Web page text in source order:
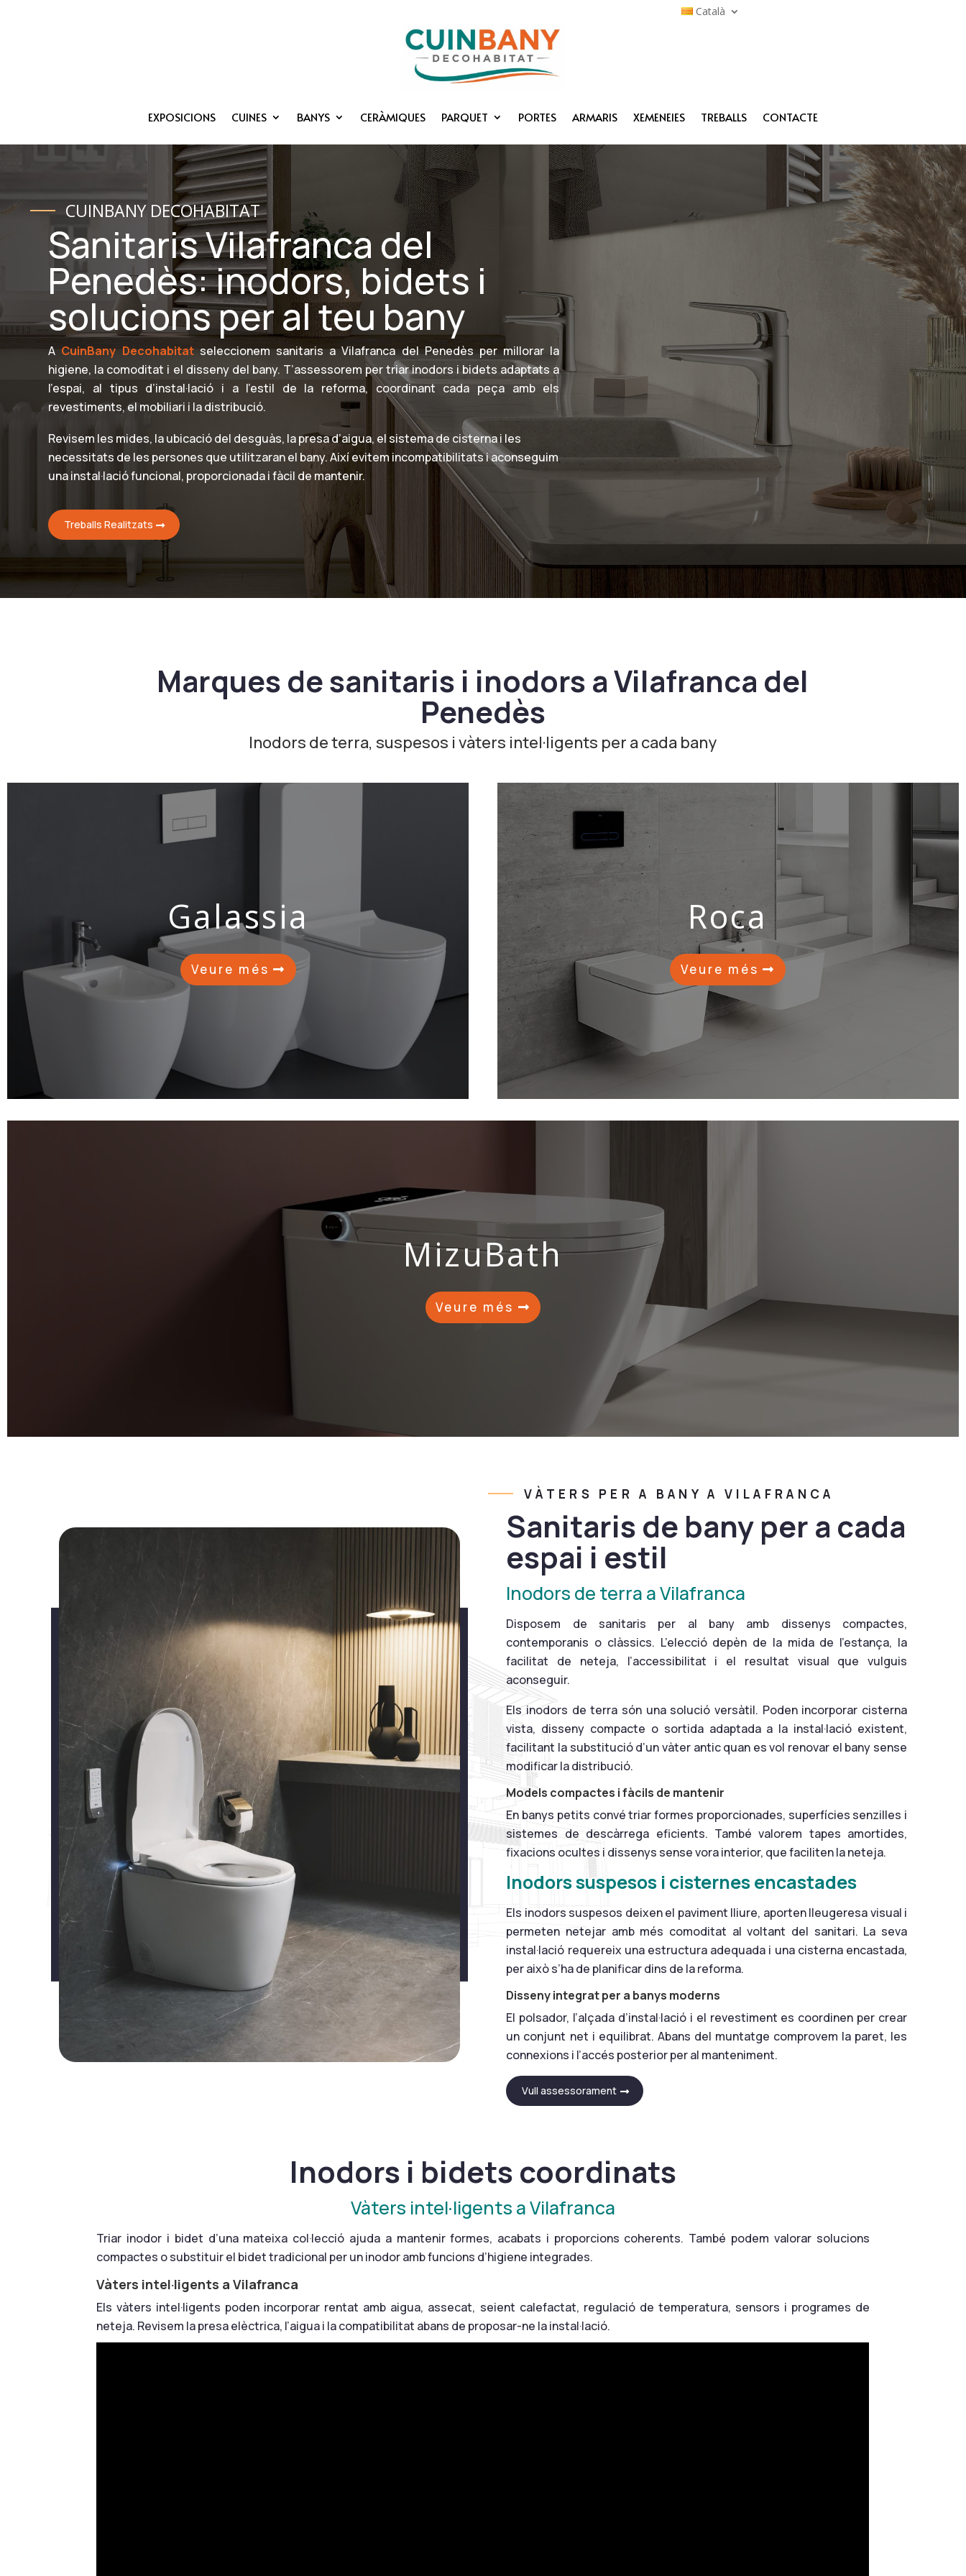
Català
EXPOSICIONS CUINES BANYS CERÀMIQUES PARQUET PORTES ARMARIS XEMENEIES TREBALLS CONTACTE
CUINBANY DECOHABITAT
Sanitaris Vilafranca del
Penedès: inodors, bidets i
solucions per al teu bany
ACuinBany Decohabitatseleccionem sanitaris a Vilafranca del Penedès per millorar la
higiene, la comoditat i el disseny del bany. T’assessorem per triar inodors i bidets adaptats a
l’espai, al tipus d’instal·lació i a l’estil de la reforma, coordinant cada peça amb els
revestiments, el mobiliari i la distribució.
Revisem les mides, la ubicació del desguàs, la presa d’aigua, el sistema de cisterna i les
necessitats de les persones que utilitzaran el bany. Així evitem incompatibilitats i aconseguim
una instal·lació funcional, proporcionada i fàcil de mantenir.
Treballs Realitzats
Marques de sanitaris i inodors a Vilafranca del
Penedès
Inodors de terra, suspesos i vàters intel·ligents per a cada bany
Galassia
Veure més
Roca
Veure més
MizuBath
Veure més
VÀTERS PER A BANY A VILAFRANCA
Sanitaris de bany per a cada
espai i estil
Inodors de terra a Vilafranca
Disposem de sanitaris per al bany amb dissenys compactes,
contemporanis o clàssics. L’elecció depèn de la mida de l’estança, la
facilitat de neteja, l’accessibilitat i el resultat visual que vulguis
aconseguir.
Els inodors de terra són una solució versàtil. Poden incorporar cisterna
vista, disseny compacte o sortida adaptada a la instal·lació existent,
facilitant la substitució d’un vàter antic quan es vol renovar el bany sense
modificar la distribució.
Models compactes i fàcils de mantenir
En banys petits convé triar formes proporcionades, superfícies senzilles i
sistemes de descàrrega eficients. També valorem tapes amortides,
fixacions ocultes i dissenys sense vora interior, que faciliten la neteja.
Inodors suspesos i cisternes encastades
Els inodors suspesos deixen el paviment lliure, aporten lleugeresa visual i
permeten netejar amb més comoditat al voltant del sanitari. La seva
instal·lació requereix una estructura adequada i una cisterna encastada,
per això s’ha de planificar dins de la reforma.
Disseny integrat per a banys moderns
El polsador, l’alçada d’instal·lació i el revestiment es coordinen per crear
un conjunt net i equilibrat. Abans del muntatge comprovem la paret, les
connexions i l’accés posterior per al manteniment.
Vull assessorament
Inodors i bidets coordinats
Vàters intel·ligents a Vilafranca
Triar inodor i bidet d’una mateixa col·lecció ajuda a mantenir formes, acabats i proporcions coherents. També podem valorar solucions
compactes o substituir el bidet tradicional per un inodor amb funcions d’higiene integrades.
Vàters intel·ligents a Vilafranca
Els vàters intel·ligents poden incorporar rentat amb aigua, assecat, seient calefactat, regulació de temperatura, sensors i programes de
neteja. Revisem la presa elèctrica, l’aigua i la compatibilitat abans de proposar-ne la instal·lació.